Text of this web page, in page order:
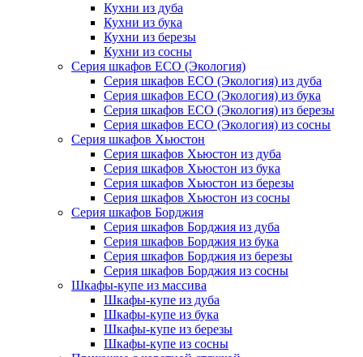
Кухни из дуба
Кухни из бука
Кухни из березы
Кухни из сосны
Серия шкафов ECO (Экология)
Серия шкафов ECO (Экология) из дуба
Серия шкафов ECO (Экология) из бука
Серия шкафов ECO (Экология) из березы
Серия шкафов ECO (Экология) из сосны
Серия шкафов Хьюстон
Серия шкафов Хьюстон из дуба
Серия шкафов Хьюстон из бука
Серия шкафов Хьюстон из березы
Серия шкафов Хьюстон из сосны
Серия шкафов Борджия
Серия шкафов Борджия из дуба
Серия шкафов Борджия из бука
Серия шкафов Борджия из березы
Серия шкафов Борджия из сосны
Шкафы-купе из массива
Шкафы-купе из дуба
Шкафы-купе из бука
Шкафы-купе из березы
Шкафы-купе из сосны